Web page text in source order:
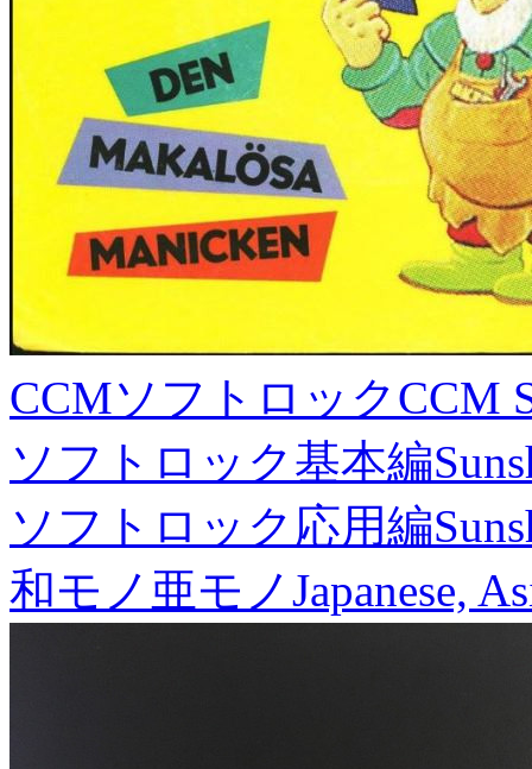
CCMソフトロックCCM
ソフトロック基本編
ソフトロック応用編
和モノ亜モノJapanese,